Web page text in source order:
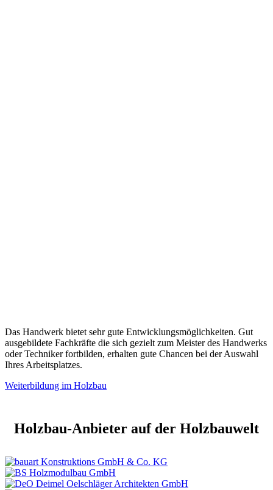
Das Handwerk bietet sehr gute Entwicklungsmöglichkeiten. Gut
ausgebildete Fachkräfte die sich gezielt zum Meister des Handwerks
oder Techniker fortbilden, erhalten gute Chancen bei der Auswahl
Ihres Arbeitsplatzes.
Weiterbildung im Holzbau
Holzbau-Anbieter auf der Holzbauwelt